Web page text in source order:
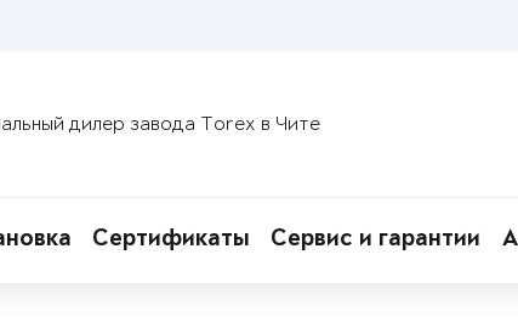
дилер завода Torex в Чите
Сертификаты Сервис и гарантии